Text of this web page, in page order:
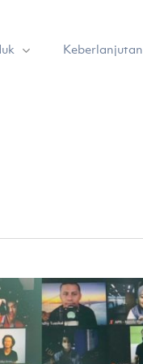
Keberlanjutan